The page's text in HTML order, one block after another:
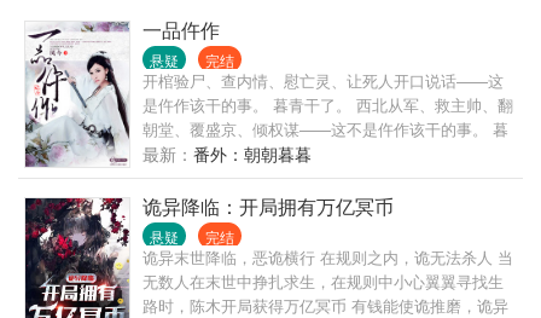
一品仵作
悬疑 完结
开棺验尸、查内情、慰亡灵、让死人开口说话——这
是仵作该干的事。 暮青干了。 西北从军、救主帅、翻
朝堂、覆盛京、倾权谋——这不是仵作该干的事。 暮
青也干了。 可她剖得了死人，剖得了活人，剖得了这
铁血王朝，如何剖解此生真情？ 待山河裂，烽烟起，
她一袭烈衣卷入千军万马，“我求一生完整的感情，不
欺不弃。欺我者，我永弃！” 风雷动，四海惊，天下
倾，属于她一生的传奇，此刻，开启——
最新： 番外：朝朝暮暮
诡异降临：开局拥有万亿冥币
悬疑 完结
诡异末世降临，恶诡横行 在规则之内，诡无法杀人 当
无数人在末世中挣扎求生，在规则中小心翼翼寻找生
路时，陈木开局获得万亿冥币 有钱能使诡推磨，诡异